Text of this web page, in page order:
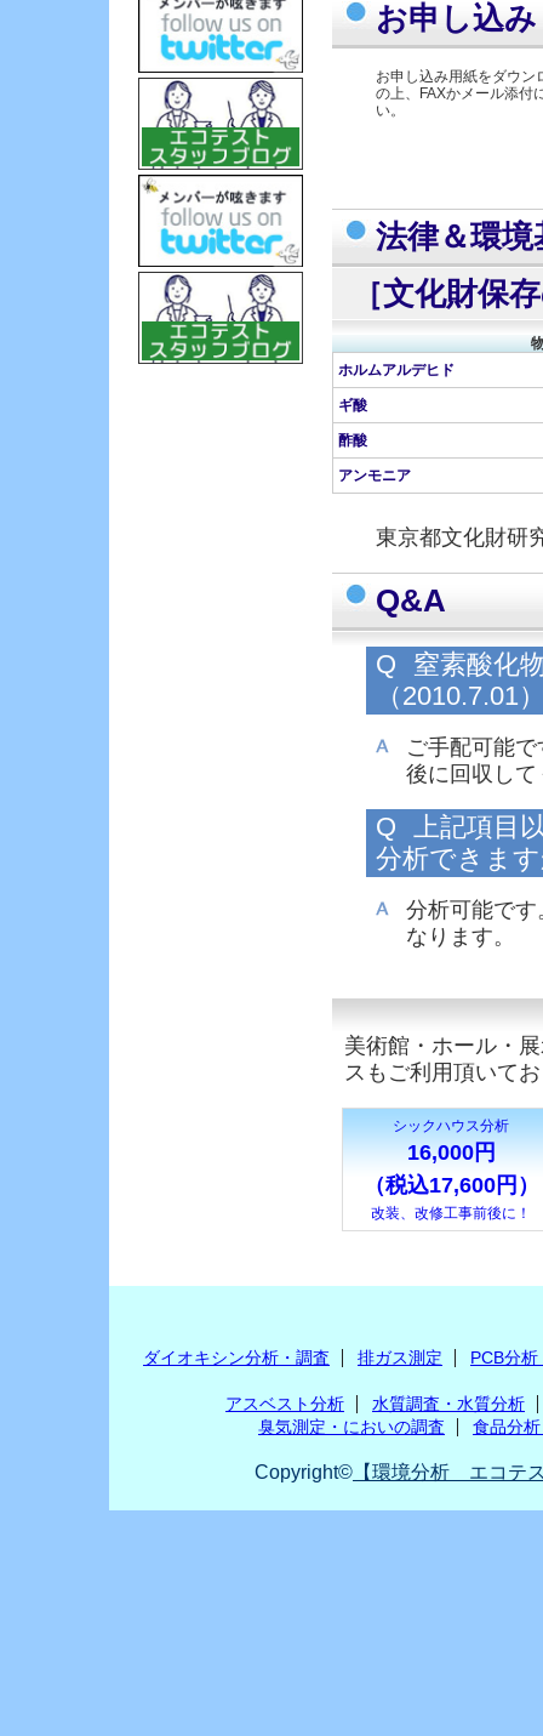
お申し込み
お申し込み用紙をダウン
の上、FAXかメール添付
い。
法律＆環境
［文化財保
ホルムアルデヒド
ギ酸
酢酸
アンモニア
東京都文化財研
Q&A
Q
窒素酸化
（2010.7.01
ご手配可能
後に回収し
Q 上記項目
分析できま
分析可能で
なります。
美術館・ホール・
スもご利用頂いて
シックハウス分析
16,000円
（税込17,600円）
改装、改修工事前後に！
ダイオキシン分析・調査 排ガス測定 PCB分
アスベスト分析
水質調査・水質分析
臭気測定・においの調査
食品分
Copyright© 【環境分析 エコテ